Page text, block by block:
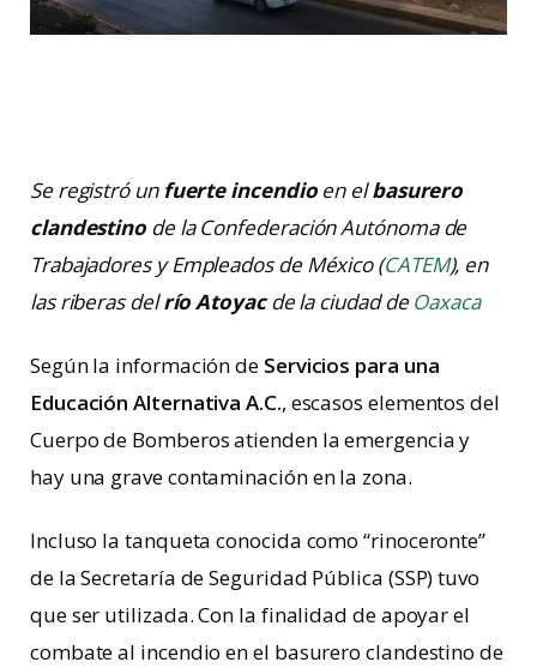
Se registró unfuerte incendioen elbasurero
clandestino de la Confederación Autónoma de
Trabajadores y Empleados de México (CATEM), en
las riberas delrío Atoyacde la ciudad de Oaxaca
Según la información de Servicios para una
Educación Alternativa A.C., escasos elementos del
Cuerpo de Bomberos atienden la emergencia y
hay una grave contaminación en la zona.
Incluso la tanquetaconocida como “rinoceronte”
de la Secretaría de Seguridad Pública (SSP) tuvo
que ser utilizada. Con la finalidad de apoyar el
combate al incendio en el basurero clandestino de